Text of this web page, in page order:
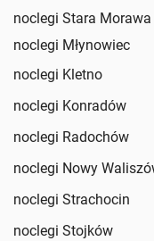
noclegi Stara Morawa
noclegi Młynowiec
noclegi Kletno
noclegi Konradów
noclegi Radochów
noclegi Nowy
noclegi Strachocin
noclegi Stojków